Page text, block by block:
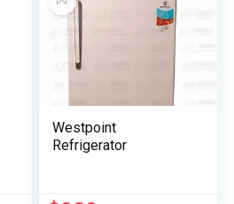
Westpoint
Refrigerator